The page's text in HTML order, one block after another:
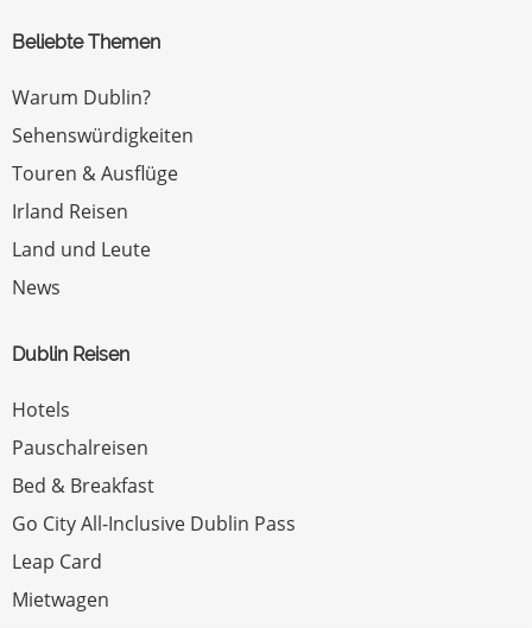
Beliebte Themen
Warum Dublin?
Sehenswürdigkeiten
Touren & Ausflüge
Irland Reisen
Land und Leute
News
Dublin Reisen
Hotels
Pauschalreisen
Bed & Breakfast
Go City All-Inclusive Dublin Pass
Leap Card
Mietwagen